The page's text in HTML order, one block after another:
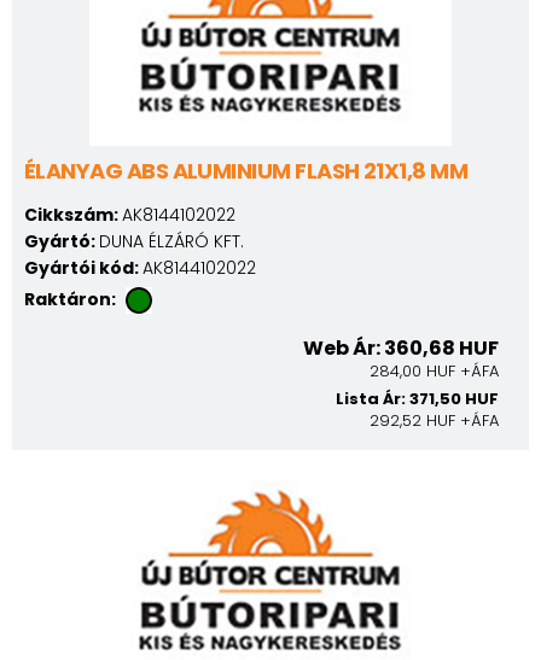
ÉLANYAG ABS ALUMINIUM FLASH 21X1,8 MM
Cikkszám:AK8144102022
Gyártó: DUNA ÉLZÁRÓ KFT.
Gyártói kód:AK8144102022
Raktáron:
Web Ár: 360,68 HUF
284,00 HUF +ÁFA
Lista Ár: 371,50 HUF
292,52 HUF +ÁFA